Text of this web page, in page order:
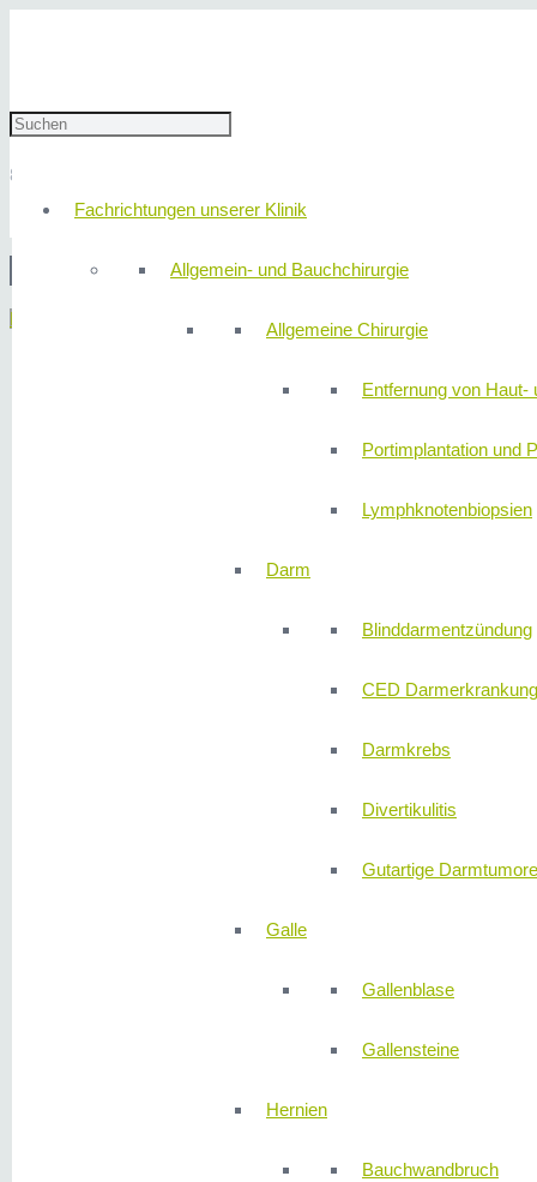
Fachrichtungen unserer Klinik
Allgemein- und Bauchchirurgie
Allgemeine Chirurgie
Entfernung von Haut-
Portimplantation und
Lymphknotenbiopsien
Darm
Blinddarmentzündung
CED Darmerkrankung
Darmkrebs
Divertikulitis
Gutartige Darmtumore
Galle
Gallenblase
Gallensteine
Hernien
Bauchwandbruch
20220729_215839
8. August 2022
Menü